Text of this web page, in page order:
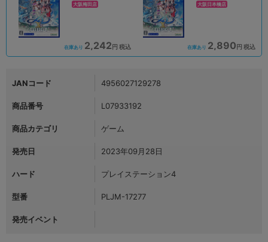
大阪梅田店
在庫あり 2,242円 税込
大阪日本橋店
在庫あり 2,890円 税込
JANコード 4956027129278
商品番号 L07933192
商品カテゴリ ゲーム
発売日 2023年09月28日
ハード プレイステーション4
型番 PLJM-17277
発売イベント